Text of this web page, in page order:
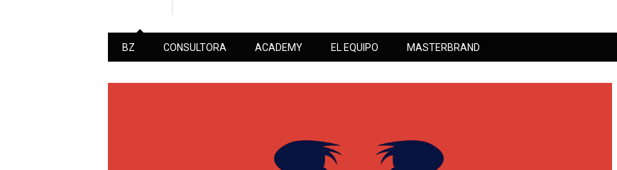
BZ CONSULTORA ACADEMY EL EQUIPO MASTERBRAND